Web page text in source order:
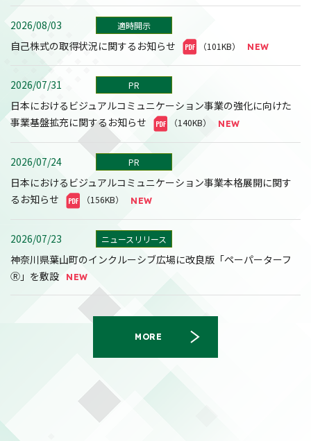
2026/08/03 適時開示
自己株式の取得状況に関するお知らせ （101KB）
2026/07/31 PR
日本におけるビジュアルコミュニケーション事業の強化に向けた
事業基盤拡充に関するお知らせ
（140KB）
2026/07/24 PR
日本におけるビジュアルコミュニケーション事業本格展開に関す
るお知らせ
（156KB）
2026/07/23 ニュースリリース
神奈川県葉山町のインクルーシブ広場に改良版「ペーパーターフ
Ⓡ」を敷設
MORE
2027年３月期第１四半期決算短信〔日本基準〕(連結)